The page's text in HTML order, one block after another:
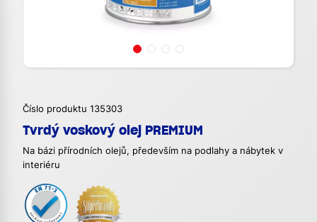
Číslo produktu 135303
Tvrdý voskový olej PREMIUM
Na bázi přírodních olejů, především na podlahy a nábytek v
interiéru